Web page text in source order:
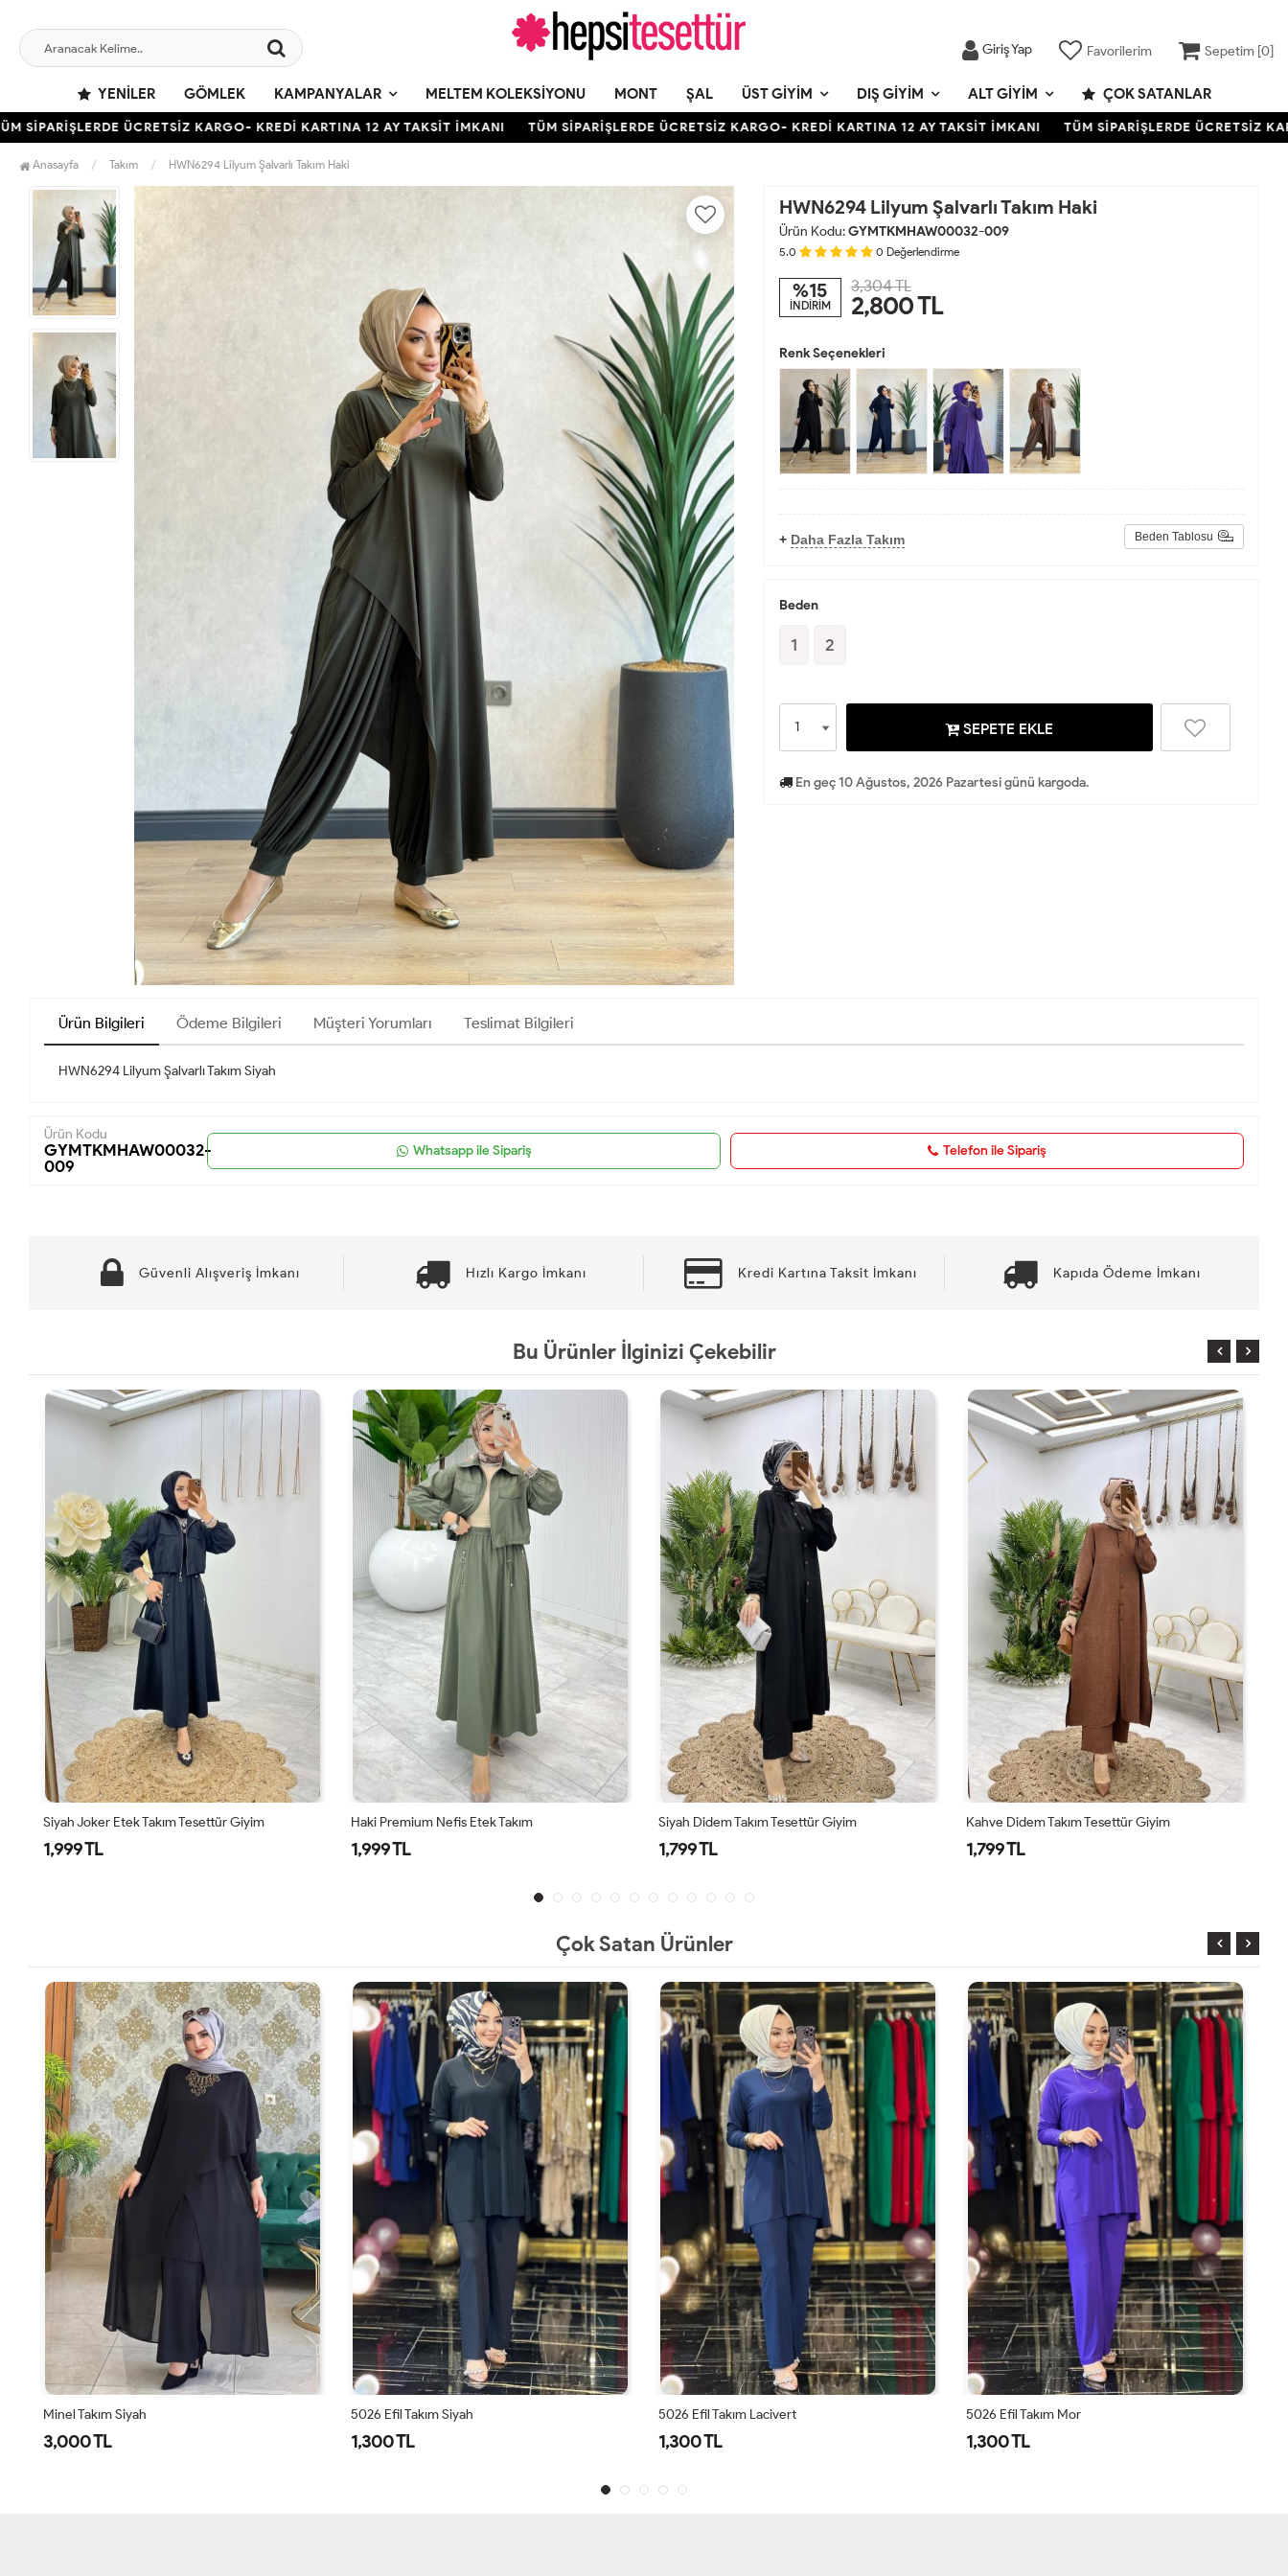
Giriş Yap Favorilerim Sepetim [0]
YENILER GÖMLEK KAMPANYALAR MELTEM KOLEKSIYONU MONT ŞAL ÜST GIYIM DIŞ GIYIM ALT GIYIM ÇOK SATANLAR
ÜCRETSİZ KARGO- KREDİ KARTINA 12 AY TAKSİT İMKANI TÜM SİPARİŞLERDE ÜCRETSİZ KARGO- KREDİ KARTINA 12 AY TAKSİT İMKANI TÜM SİPARİŞLERDE ÜCRETSİZ KARGO-
Anasayfa Takım HWN6294 Lilyum Şalvarlı Takım Haki
HWN6294 Lilyum Şalvarlı Takım Haki
Ürün Kodu:GYMTKMHAW00032-009
5.0 0 Değerlendirme
%15
İNDİRİM
3,304 TL
2,800TL
Renk Seçenekleri
+ Daha Fazla Takım Beden Tablosu
Beden
1 2
SEPETE EKLE
En geç 10 Ağustos, 2026 Pazartesi günü kargoda.
Ürün Bilgileri Ödeme Bilgileri Müşteri Yorumları Teslimat Bilgileri
HWN6294 Lilyum Şalvarlı Takım Siyah
Ürün Kodu
GYMTKMHAW00032-
009
Whatsapp ile Sipariş Telefon ile Sipariş
Güvenli Alışveriş İmkanı Hızlı Kargo İmkanı Kredi Kartına Taksit İmkanı Kapıda Ödeme İmkanı
Bu Ürünler İlginizi Çekebilir
Tesettür Giyim Haki Premium Nefis Etek Takım Siyah Didem Takım Tesettür Giyim Kahve Didem Takım Tesettür Giyim Toprak Zeyzey Takım Tesettür
Çok Satan Ürünler
Minel Takım Siyah
3,000 TL
5026 Efil Takım Siyah
1,300 TL
5026 Efil Takım Lacivert
1,300 TL
5026 Efil Takım Mor
1,300 TL